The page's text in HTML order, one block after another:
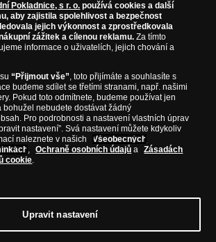
mě, jakmile bude produkt opět skladem.
NAŠE ZÁRUKY
Bezpečný nákup
Certifikát SSL
Komfortní doručení
Pokladnice, s r. o. používá cookies a další
aby zajistila spolehlivost a bezpečnost
jejich výkonnost a zprostředkovala
zážitek a cílenou reklamu. Za tímto
informace o uživatelích, jejich chování a
“Přijmout vše”, toto přijímáte a souhlasíte s
budeme sdílet se třetími stranami, např. našimi
Pokud toto odmítnete, budeme používat jen
bohužel nebudete dostávat žádný
Pro podrobnosti a nastavení vlastních úprav
nastavení”. Svá nastavení můžete kdykoliv
naleznete v našich
Všeobecných
, Ochraně osobních údajů a
Zásadách
cookie.
Upravit nastavení